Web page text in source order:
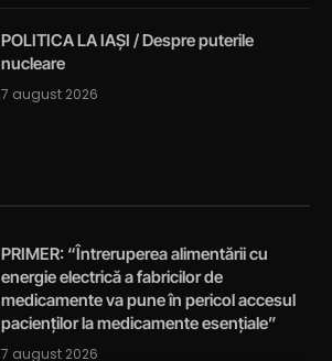
POLITICA LA IAȘI / Despre puterile
nucleare
7 august 2026
PRIMER: “Întreruperea alimentării cu
energie electrică a fabricilor de
medicamente va pune în pericol accesul
pacienților la medicamente esențiale”
7 august 2026